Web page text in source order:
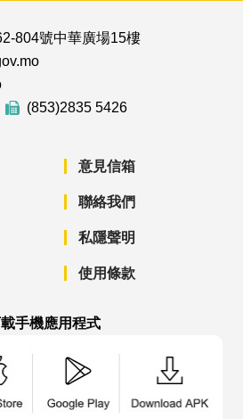
804號中華廣場15樓
(853)2835 5426
意見信箱
聯絡我們
私隱聲明
使用條款
手機應用程式